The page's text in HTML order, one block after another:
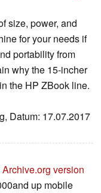
size, power, and
for your needs if
portability from
why the 15-incher
the HP ZBook line.
Datum: 17.07.2017
Archive.org version
up mobile